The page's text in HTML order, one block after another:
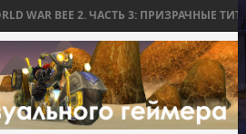
BEE 2. ЧАСТЬ 3: ПРИЗРАЧНЫЕ ТИТАНЫ И